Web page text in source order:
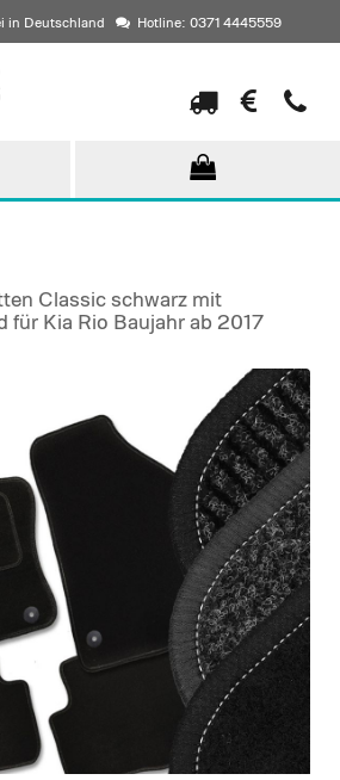
in Deutschland Hotline: 0371 4445559
Classic schwarz mit
für Kia Rio Baujahr ab 2017